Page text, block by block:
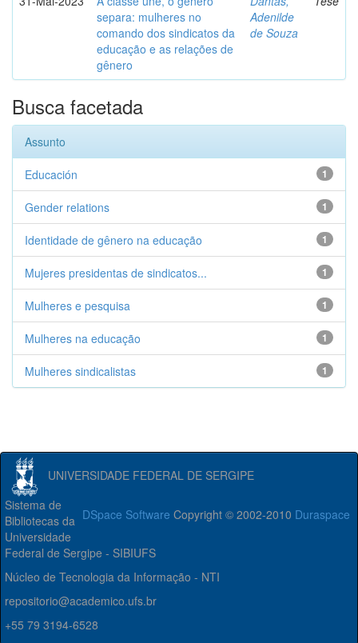
separa: mulheres no
comando dos sindicatos da
educação e as relações de
gênero
Adenilde
de Souza
Busca facetada
Assunto
1
Educación
1
Gender relations
1
Identidade de gênero na educação
1
Mujeres presidentas de sindicatos...
1
Mulheres e pesquisa
1
Mulheres na educação
1
Mulheres sindicalistas
UNIVERSIDADE FEDERAL DE SERGIPE
DSpace Software Copyright © 2002-2010 Duraspace
Sistema de
Bibliotecas da
Universidade
Federal de Sergipe - SIBIUFS
Núcleo de Tecnologia da Informação - NTI
repositorio@academico.ufs.br
+55 79 3194-6528